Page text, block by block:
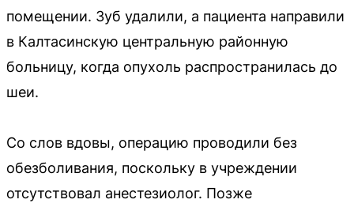
помещении. Зуб удалили, а пациента направили
в Калтасинскую центральную районную
больницу, когда опухоль распространилась до
шеи.
Со слов вдовы, операцию проводили без
обезболивания, поскольку в учреждении
отсутствовал анестезиолог. Позже